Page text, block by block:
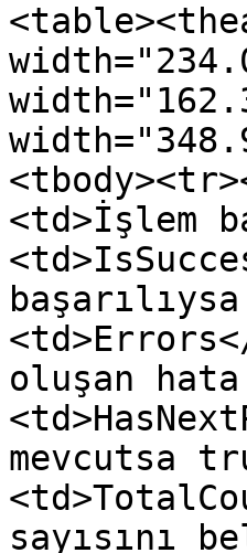
<td>İşlem
oluşan
mevcutsa
sayısını